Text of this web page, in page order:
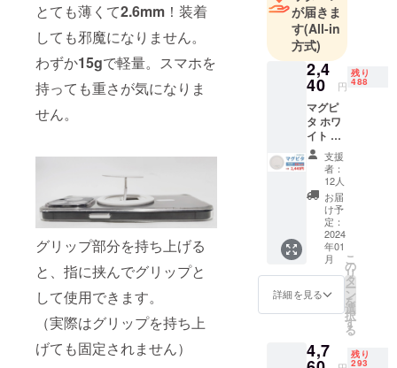
とても薄くて2.6mm ！装着
しても邪魔になりません。
わずか15gで軽量。スマホを
持っても重さが気になりま
せん。
グリップ部分を持ち上げる
と、指に挟んでグリップと
して使用できます。
（実際はグリップを持ち上
げても固定されません）
み、様々な
製品をお客
さまへ提供
しおかげさ
まで多くの
方々から高
い評価をい
ただいてお
ります。ヨ
ドバシカメ
ラ、ビック
カメラ、東
急ハンズや
ロフトと
量販店に商
までに成長
しました。
が届きま
す(All-in
方式)
2,4
40 円
残り
488
マグピ
タ ホワ
イト 1
個 通常
販売価
格：
2,980円
18％OF
F 消費
税・送
料込み
商品及
びパッ
ケージ
のデザ
色が変
更にな
支援
者：
12人
お届
け予
定：
2024
年01
月
詳細を見る
こ
の
リ
タ
ー
ン
を
選
択
す
る
4,7 残り
293